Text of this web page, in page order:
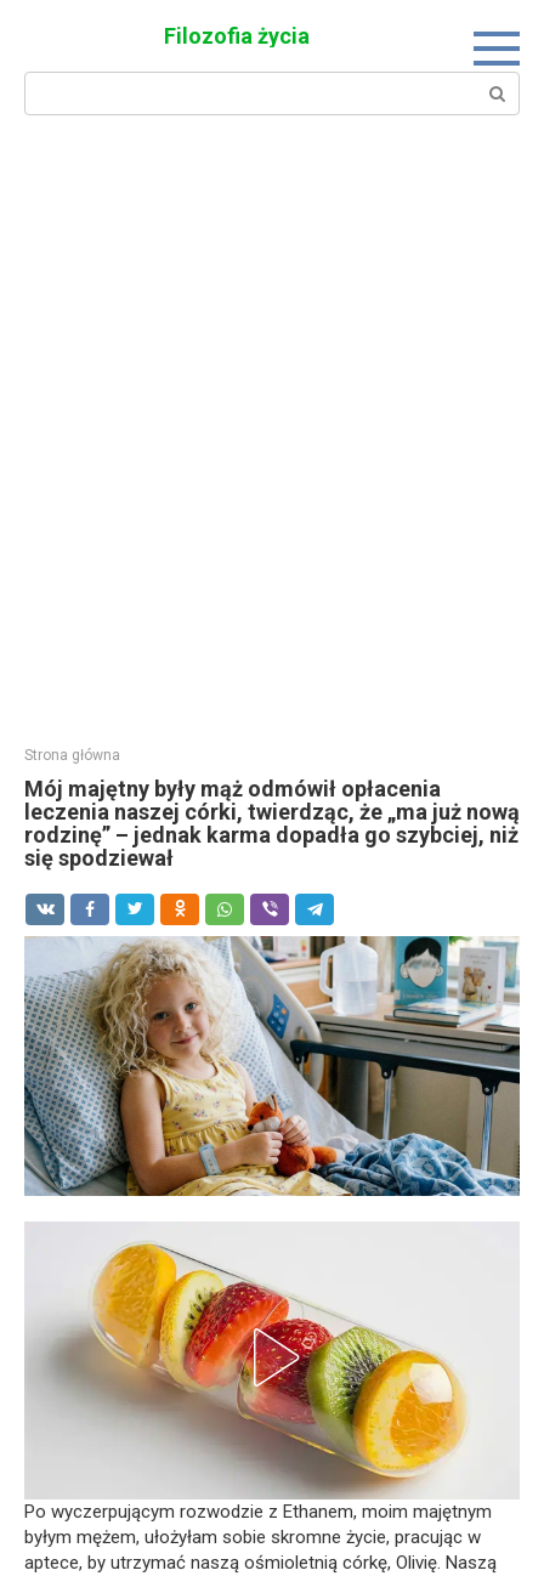
Filozofia życia
Search:
Strona główna
Mój majętny były mąż odmówił opłacenia
leczenia naszej córki, twierdząc, że „ma już nową
rodzinę” – jednak karma dopadła go szybciej, niż
się spodziewał
Po wyczerpującym rozwodzie z Ethanem, moim majętnym
byłym mężem, ułożyłam sobie skromne życie, pracując w
aptece, by utrzymać naszą ośmioletnią córkę, Olivię. Naszą